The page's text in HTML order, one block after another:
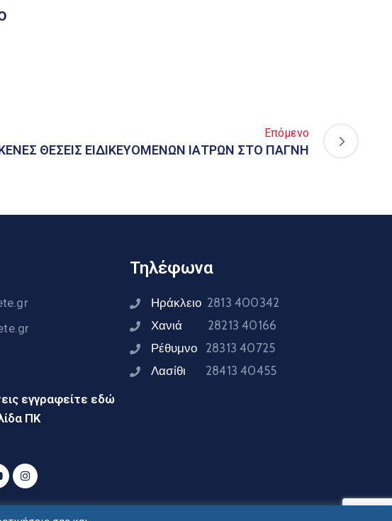
Επόμενο
ΘΕΣΕΙΣ ΕΙΔΙΚΕΥΟΜΕΝΩΝ ΙΑΤΡΩΝ ΣΤΟ ΠΑΓΝΗ
εγγραφείτε εδώ
ΠΚ
Τηλέφωνα
Ηράκλειο 2813 400342
Χανιά 28213 40166
Ρέθυμνο 28313 40725
Λασίθι 28413 40455